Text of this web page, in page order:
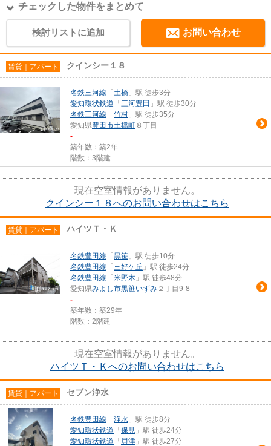
チェックした物件をまとめて
検討リストに追加 お問い合わせ
賃貸｜アパート クインシー１８
名鉄三河線 「 土橋 」駅 徒歩3分
愛知環状鉄道 「 三河豊田 」駅 徒歩30分
名鉄三河線 「 竹村 」駅 徒歩35分
愛知県豊田市土橋町 ８丁目
-
築年数：築2年
階数：3階建
現在空室情報がありません。
クインシー１８へのお問い合わせはこちら
賃貸｜アパート ハイツＴ・Ｋ
名鉄豊田線 「 黒笹 」駅 徒歩10分
名鉄豊田線 「 三好ケ丘 」駅 徒歩24分
名鉄豊田線 「 米野木 」駅 徒歩48分
愛知県みよし市黒笹いずみ ２丁目9-8
-
築年数：築29年
階数：2階建
現在空室情報がありません。
ハイツＴ・Ｋへのお問い合わせはこちら
賃貸｜アパート セブン浄水
名鉄豊田線 「 浄水 」駅 徒歩8分
愛知環状鉄道 「 保見 」駅 徒歩24分
愛知環状鉄道 「 貝津 」駅 徒歩27分